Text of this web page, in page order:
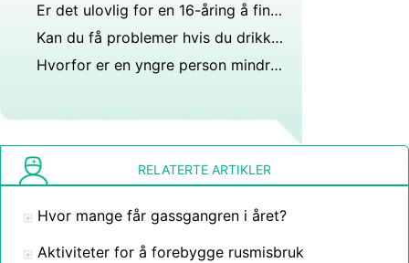
Er det ulovlig for en 16-åring å fingere 14?
Kan du få problemer hvis du drikker på fest med alkohol?
Hvorfor er en yngre person mindre utsatt for virkningene av alkohol sammenlignet med en eldre person?
RELATERTE ARTIKLER
Hvor mange får gassgangren i året?
Aktiviteter for å forebygge rusmisbruk